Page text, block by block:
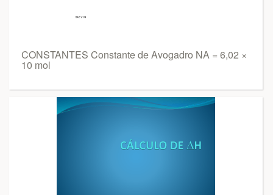
CONSTANTES Constante de Avogadro NA = 6,02 ×
10 mol